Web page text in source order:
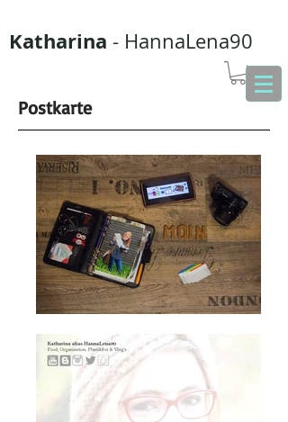
Katharina - HannaLena90
Postkarte